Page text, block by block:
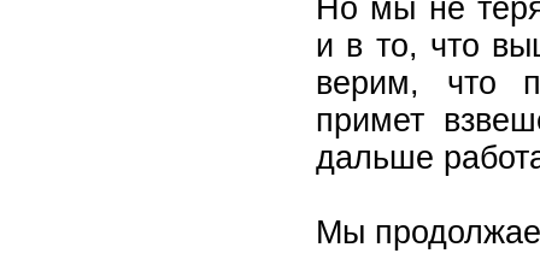
и в то, что
верим, что
примет
дальше
Мы